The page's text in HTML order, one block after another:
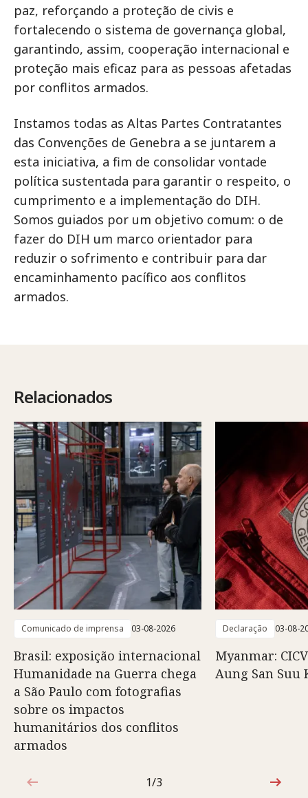
paz, reforçando a proteção de civis e
fortalecendo o sistema de governança global,
garantindo, assim, cooperação internacional e
proteção mais eficaz para as pessoas afetadas
por conflitos armados.
Instamos todas as Altas Partes Contratantes
das Convenções de Genebra a se juntarem a
esta iniciativa, a fim de consolidar vontade
política sustentada para garantir o respeito, o
cumprimento e a implementação do DIH.
Somos guiados por um objetivo comum: o de
fazer do DIH um marco orientador para
reduzir o sofrimento e contribuir para dar
encaminhamento pacífico aos conflitos
armados.
Relacionados
Comunicado de imprensa 03-08-2026
Brasil: exposição internacional
Humanidade na Guerra chega
a São Paulo com fotografias
sobre os impactos
humanitários dos conflitos
armados
Declaração 03-08-
Myanmar:
Aung San Suu
1 de 3
1/3